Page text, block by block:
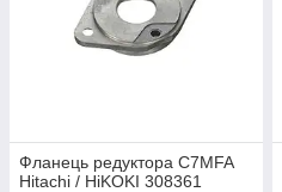
Фланець редуктора C7MFA
Hitachi / HiKOKI 308361